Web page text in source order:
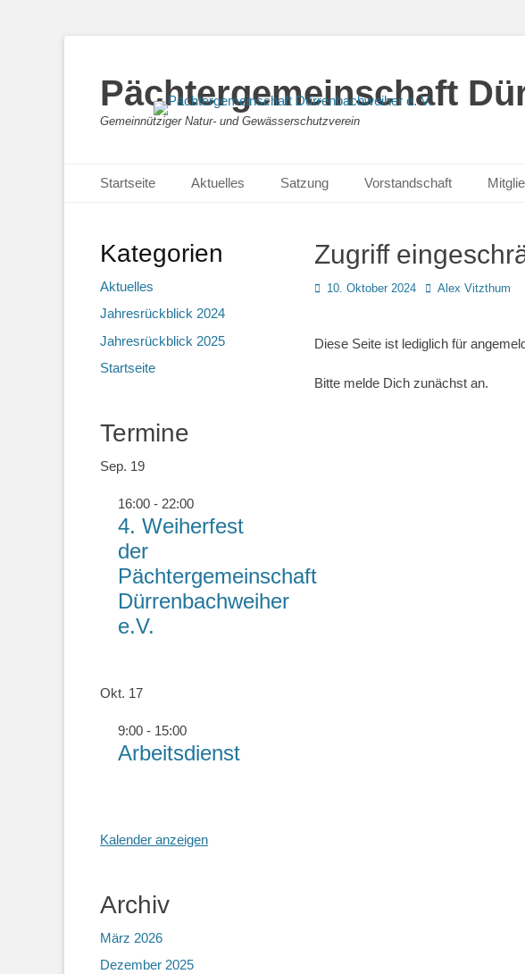
Pächtergemeinschaft
Gemeinnütziger Natur- und Gewässerschutzverein
Primäres Menü
Inhalt
Startseite Aktuelles Satzung Vorstandschaft
Zugriff
Posted
10. Oktober 2024 AutorAlex Vitzthum
Diese Seite ist lediglich für
Bitte melde Dich zunächst an.
Kategorien
Aktuelles
Jahresrückblick 2024
Jahresrückblick 2025
Startseite
Termine
Sep. 19
16:00 - 22:00
4. Weiherfest
der
Pächtergemeinschaft
Dürrenbachweiher
e.V.
Okt. 17
9:00 - 15:00
Arbeitsdienst
Kalender anzeigen
Archiv
März 2026
Dezember 2025